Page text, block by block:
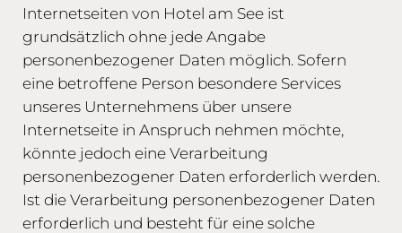
Internetseiten von Hotel am See ist
grundsätzlich ohne jede Angabe
personenbezogener Daten möglich. Sofern
eine betroffene Person besondere Services
unseres Unternehmens über unsere
Internetseite in Anspruch nehmen möchte,
könnte jedoch eine Verarbeitung
personenbezogener Daten erforderlich werden.
Ist die Verarbeitung personenbezogener Daten
erforderlich und besteht für eine solche